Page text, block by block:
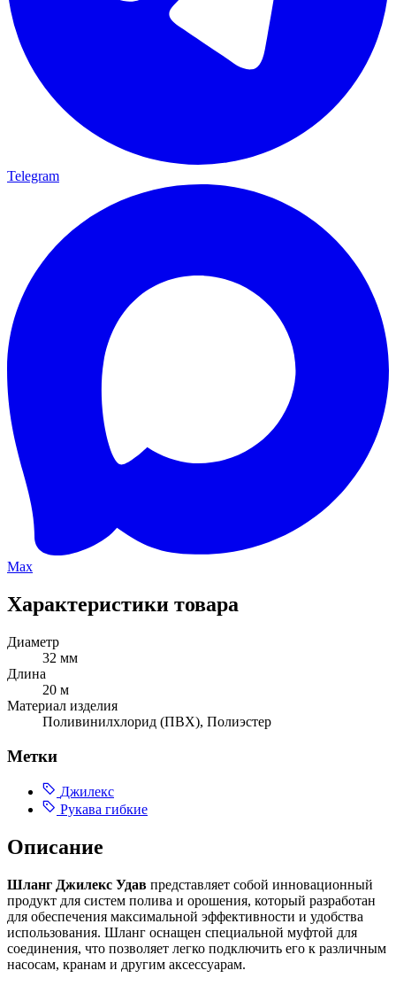
Telegram
Max
Характеристики товара
Диаметр
32 мм
Длина
20 м
Материал изделия
Поливинилхлорид (ПВХ), Полиэстер
Метки
Джилекс
Рукава гибкие
Описание
Шланг Джилекс Удав представляет собой инновационный
продукт для систем полива и орошения, который разработан
для обеспечения максимальной эффективности и удобства
использования. Шланг оснащен специальной муфтой для
соединения, что позволяет легко подключить его к различным
насосам, кранам и другим аксессуарам.